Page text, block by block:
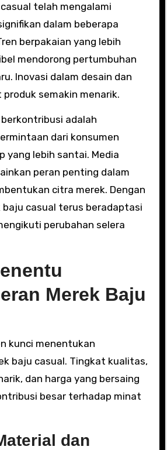
telah mengalami
dalam beberapa
berpakaian yang lebih
mendorong pertumbuhan
Inovasi dalam desain dan
semakin menarik.
adalah
dari konsumen
yang lebih santai. Media
peran penting dalam
citra merek. Dengan
baju casual terus beradaptasi
perubahan selera
Merek Baju
kunci menentukan
baju casual. Tingkat kualitas,
dan harga yang bersaing
besar terhadap minat
dan